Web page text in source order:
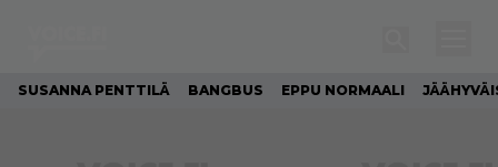
SUSANNA PENTTILÄ BANGBUS EPPU NORMAALI